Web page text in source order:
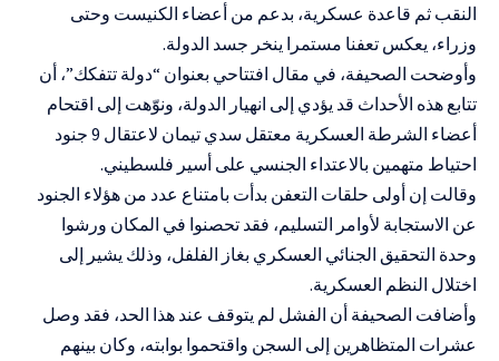
النقب ثم قاعدة عسكرية، بدعم من أعضاء الكنيست وحتى
وزراء، يعكس تعفنا مستمرا ينخر جسد الدولة.
وأوضحت الصحيفة، في مقال افتتاحي بعنوان “دولة تتفكك”، أن
تتابع هذه الأحداث قد يؤدي إلى انهيار الدولة، ونوّهت إلى اقتحام
أعضاء الشرطة العسكرية معتقل سدي تيمان لاعتقال 9 جنود
احتياط متهمين بالاعتداء الجنسي على أسير فلسطيني.
وقالت إن أولى حلقات التعفن بدأت بامتناع عدد من هؤلاء الجنود
عن الاستجابة لأوامر التسليم، فقد تحصنوا في المكان ورشوا
وحدة التحقيق الجنائي العسكري بغاز الفلفل، وذلك يشير إلى
اختلال النظم العسكرية.
وأضافت الصحيفة أن الفشل لم يتوقف عند هذا الحد، فقد وصل
عشرات المتظاهرين إلى السجن واقتحموا بوابته، وكان بينهم